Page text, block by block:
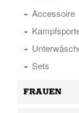
Accessoire
Sets
FRAUEN